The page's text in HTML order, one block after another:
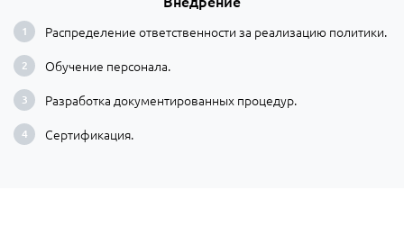
Распределение ответственности за реализацию политики.
Обучение персонала.
Разработка документированных процедур.
Сертификация.